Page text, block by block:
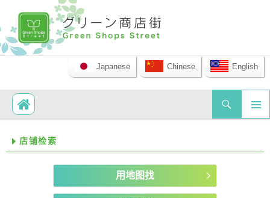
Japanese Chinese English
Search
SKIP TO CONTENT
店铺检索
用地图找